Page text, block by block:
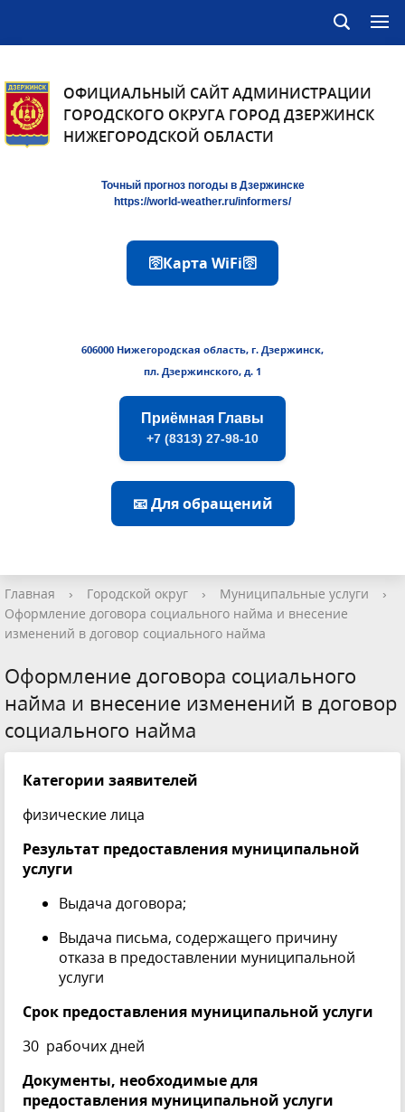
ОФИЦИАЛЬНЫЙ САЙТ АДМИНИСТРАЦИИ
ГОРОДСКОГО ОКРУГА ГОРОД ДЗЕРЖИНСК
НИЖЕГОРОДСКОЙ ОБЛАСТИ
Точный прогноз погоды в Дзержинске
https://world-weather.ru/informers/
🛜Карта WiFi🛜
606000 Нижегородская область, г. Дзержинск,
пл. Дзержинского, д. 1
Приёмная Главы
+7 (8313) 27-98-10
📧 Для обращений
Главная › Городской округ › Муниципальные услуги
›
Оформление договора социального найма и внесение
изменений в договор социального найма
Оформление договора социального
найма и внесение изменений в договор
социального найма
Категории заявителей
физические лица
Результат предоставления муниципальной
услуги
Выдача договора;
Выдача письма, содержащего причину
отказа в предоставлении муниципальной
услуги
Срок предоставления муниципальной услуги
30 рабочих дней
Документы, необходимые для
предоставления муниципальной услуги